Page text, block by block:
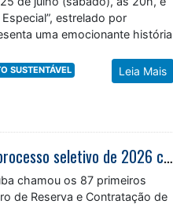
estrelado por
uma emocionante história
Leia Mais
SUSTENTÁVEL
Prefeitura de Caraguatatuba inicia convocações do processo seletivo de 2026 com 87 estagiários de sete cursos
chamou os 87 primeiros
de Reserva e Contratação de